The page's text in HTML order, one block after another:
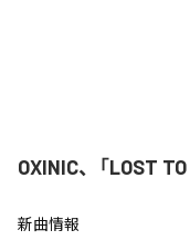
OXINIC、「LOST
新曲情報